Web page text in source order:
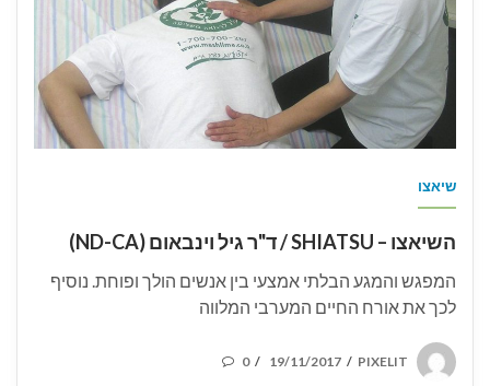
שיאצו
השיאצו – SHIATSU / ד"ר גיל וינבאום (ND-CA)
המפגש והמגע הבלתי אמצעי בין אנשים הולך ופוחת. נוסיף
לכך את אורח החיים המערבי המלווה
PIXELIT
/
POSTED
19/11/2017
/
0